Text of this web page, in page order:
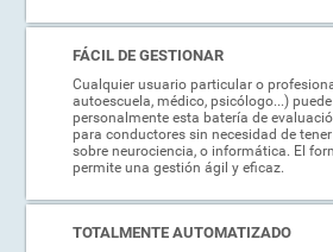
FÁCIL DE GESTIONAR
Cualquier usuario particular o
autoescuela, médico, psicólogo...)
personalmente esta batería de
para conductores sin necesidad de
sobre neurociencia, o informática. El
permite una gestión ágil y eficaz.
TOTALMENTE AUTOMATIZADO